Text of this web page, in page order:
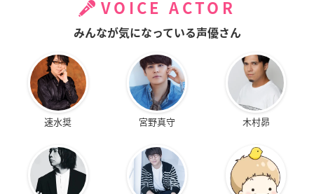
VOICE ACTOR
みんなが気になっている声優さん
速水奨 宮野真守 木村昴